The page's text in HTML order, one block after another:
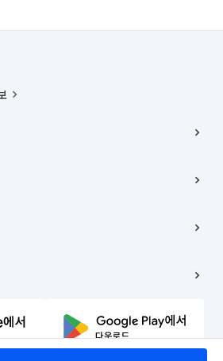
구 율곡로 6(중학동, 트윈트리빌딩) B동 5층
구 수송동 율곡로 24, 7층, 8층 미소
의무와 책임은 거래당사자에게 있습니다.
All Rights Reserved.